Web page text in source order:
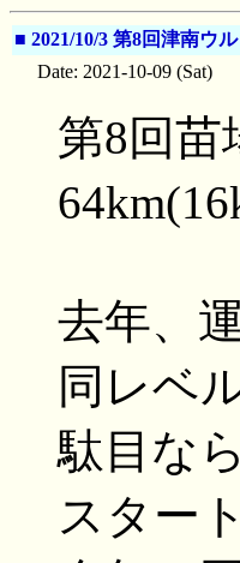
■ 2021/10/3 第8回津南ウ
Date: 2021-10-09 (Sat)
第8回
去年、
同レベ
駄目な
スター